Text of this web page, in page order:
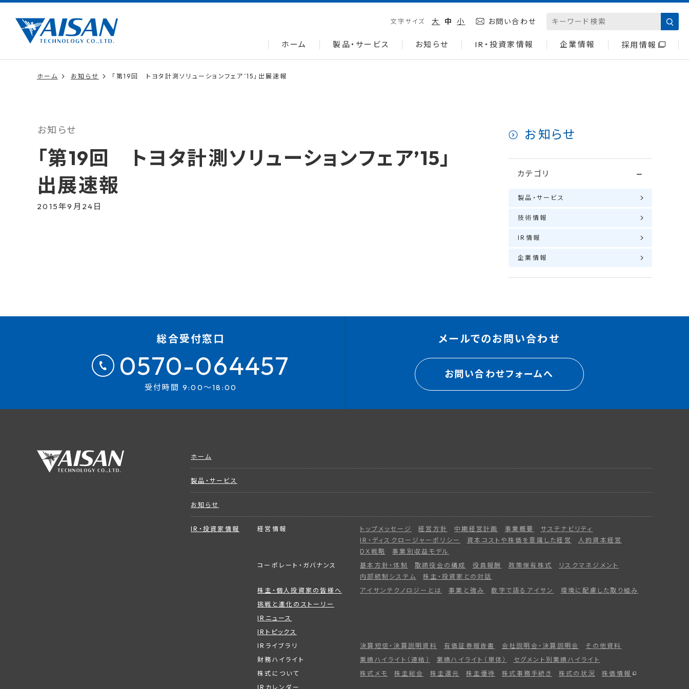
文字サイズ 大 中 小 お問い合わせ
ホーム 製品・サービス お知らせ IR・投資家情報 企業情報 採用情報
ホーム お知らせ 「第19回 トヨタ計測ソリューションフェア’15」出展速報
お知らせ
「第19回 トヨタ計測ソリューションフェア’15」
出展速報
2015年9月24日
お知らせ
カテゴリ
製品・サービス
技術情報
IR情報
企業情報
総合受付窓口
0570-064457
受付時間 9:00～18:00
メールでのお問い合わせ
お問い合わせフォームへ
ホーム
製品・サービス
お知らせ
IR・投資家情報 経営情報 トップメッセージ 経営方針 中期経営計画 事業概要
サステナビリティ
IR・ディスクロージャーポリシー
資本コストや株価を意識した経営
人的資本経営
DX戦略
事業別収益モデル
コーポレート・ガバナンス
基本方針・体制 取締役会の構成 役員報酬 政策保有株式
リスクマネジメント
内部統制システム
株主・投資家との対話
株主・個人投資家の皆様へ
アイサンテクノロジーとは 事業と強み 数字で語るアイサン
環境に配慮した取り組み
挑戦と進化のストーリー
IRニュース
IRトピックス
IRライブラリ
決算短信・決算説明資料 有価証券報告書 会社説明会・決算説明会
その他資料
財務ハイライト
業績ハイライト（連結） 業績ハイライト（単体）
セグメント別業績ハイライト
株式について
株式メモ 株主総会 株主還元 株主優待 株式事務手続き 株式の状況
株価情報
IRカレンダー